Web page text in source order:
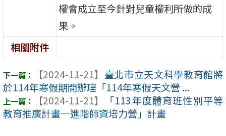
權會成立至今針對兒童權利所做的成
果。
相關附件
【2024-11-21】 臺北市立天文科學教育館將
於114年寒假期間辦理「114年寒假天文營 ...
【2024-11-21】
「113年度體育班性別平等
教育推廣計畫—進階師資培力營」計畫